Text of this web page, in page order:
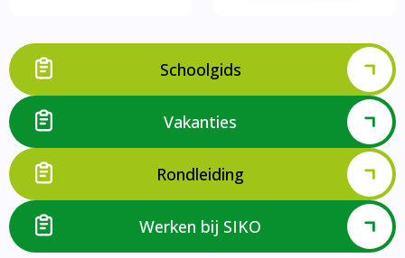
Schoolgids
Vakanties
Rondleiding
Werken bij SIKO